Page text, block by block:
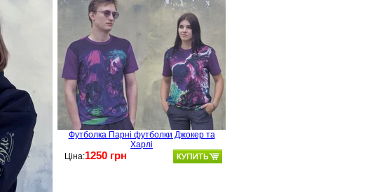
Футболка Парні футболки Джокер та
Харлі
Ціна:1250 грн